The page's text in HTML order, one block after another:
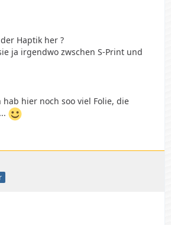
Haptik her ?
ja irgendwo zwschen S-Print und
hab hier noch soo viel Folie, die